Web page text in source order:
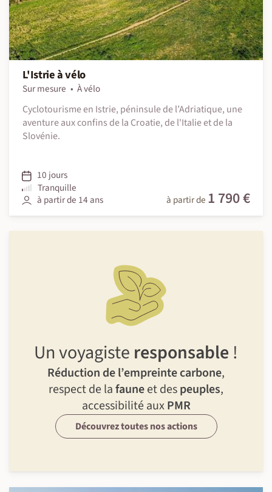
L'Istrie à vélo
Sur mesure
À vélo
Cyclotourisme en Istrie, péninsule de l’Adriatique, une
aventure aux confins de la Croatie, de l'Italie et de la
Slovénie.
10 jours
Tranquille
à partir de 14 ans
à partir de 1 790 €
Un voyagiste responsable !
Réduction de l’empreinte carbone,
respect de lafauneet despeuples,
accessibilité auxPMR
Découvrez toutes nos actions